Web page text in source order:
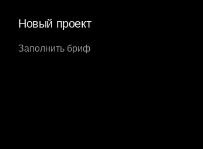
Новый проект
Заполнить бриф